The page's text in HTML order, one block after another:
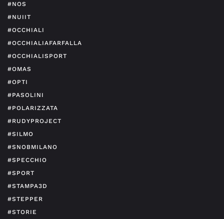
#NOS
#NUIIT
#OCCHIALI
#OCCHIALIAFARFALLA
#OCCHIALISPORT
#OMAS
#OPTI
#PASOLINI
#POLARIZZATA
#RUDYPROJECT
#SILMO
#SNOBMILANO
#SPECCHIO
#SPORT
#STAMPA3D
#STEPPER
#STORIE